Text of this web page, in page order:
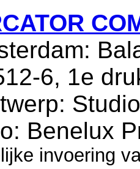
6, 1e
Benelux
invoering